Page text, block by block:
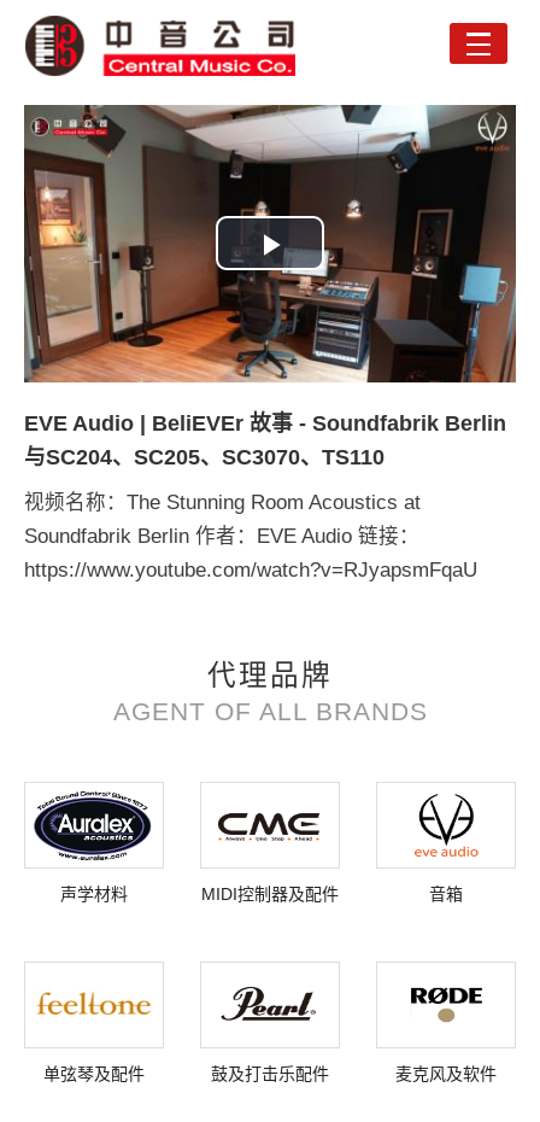
Toggle
Play
Video
EVE Audio | BeliEVEr 故事 - Soundfabrik Berlin
与SC204、SC205、SC3070、TS110
视频名称：The Stunning Room Acoustics at
Soundfabrik Berlin 作者：EVE Audio 链接：
https://www.youtube.com/watch?v=RJyapsmFqaU
代理品牌
AGENT OF ALL BRANDS
声学材料 MIDI控制器及配件 音箱
单弦琴及配件 鼓及打击乐配件 麦克风及软件